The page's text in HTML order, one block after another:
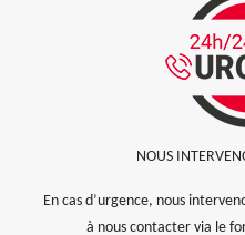
NOUS
En cas d’urgence, nous
à nous contacter via le